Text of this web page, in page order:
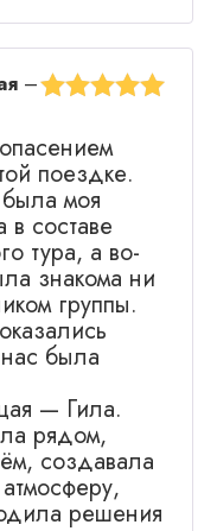
5
–
поездке.
моя
в составе
тура, а во-
знакома ни
группы.
была
— Гила.
рядом,
создавала
решения